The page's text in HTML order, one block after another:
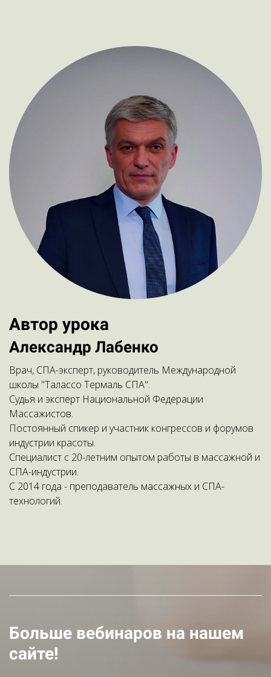
Автор урока
Александр Лабенко
Врач, СПА-эксперт, руководитель Международной
школы "Талассо Термаль СПА".
Судья и эксперт Национальной Федерации
Массажистов.
Постоянный спикер и участник конгрессов и форумов
индустрии красоты.
Специалист с 20-летним опытом работы в массажной и
СПА-индустрии.
С 2014 года - преподаватель массажных и СПА-
технологий.
Больше вебинаров на нашем
сайте!